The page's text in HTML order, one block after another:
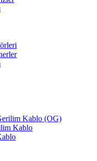
Kablo (OG)
Kablo